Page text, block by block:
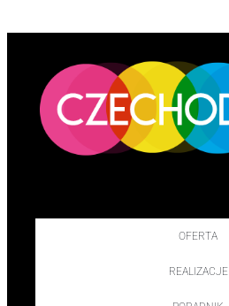
OFERTA
REALIZACJE